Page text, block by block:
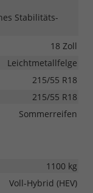
Stabilitäts-
18 Zoll
Leichtmetallfelge
215/55 R18
215/55 R18
Sommerreifen
1100 kg
Voll-Hybrid (HEV)